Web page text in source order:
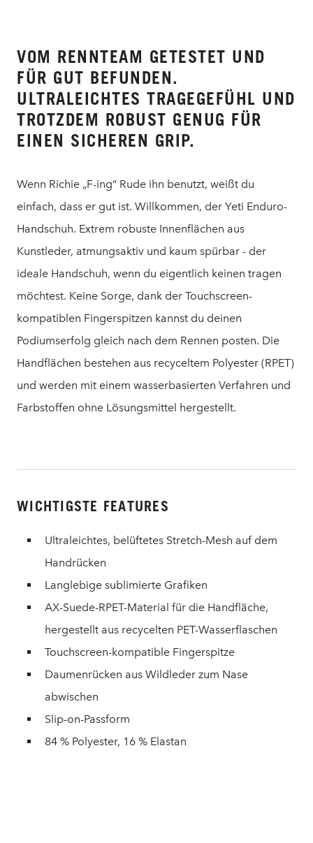
VOM RENNTEAM GETESTET UND
FÜR GUT BEFUNDEN.
ULTRALEICHTES TRAGEGEFÜHL UND
TROTZDEM ROBUST GENUG FÜR
EINEN SICHEREN GRIP.
Wenn Richie „F-ing“ Rude ihn benutzt, weißt du
einfach, dass er gut ist. Willkommen, der Yeti Enduro-
Handschuh. Extrem robuste Innenflächen aus
Kunstleder, atmungsaktiv und kaum spürbar - der
ideale Handschuh, wenn du eigentlich keinen tragen
möchtest. Keine Sorge, dank der Touchscreen-
kompatiblen Fingerspitzen kannst du deinen
Podiumserfolg gleich nach dem Rennen posten. Die
Handflächen bestehen aus recyceltem Polyester (RPET)
und werden mit einem wasserbasierten Verfahren und
Farbstoffen ohne Lösungsmittel hergestellt.
WICHTIGSTE FEATURES
Ultraleichtes, belüftetes Stretch-Mesh auf dem
Handrücken
Langlebige sublimierte Grafiken
AX-Suede-RPET-Material für die Handfläche,
hergestellt aus recycelten PET-Wasserflaschen
Touchscreen-kompatible Fingerspitze
Daumenrücken aus Wildleder zum Nase
abwischen
Slip-on-Passform
84 % Polyester, 16 % Elastan